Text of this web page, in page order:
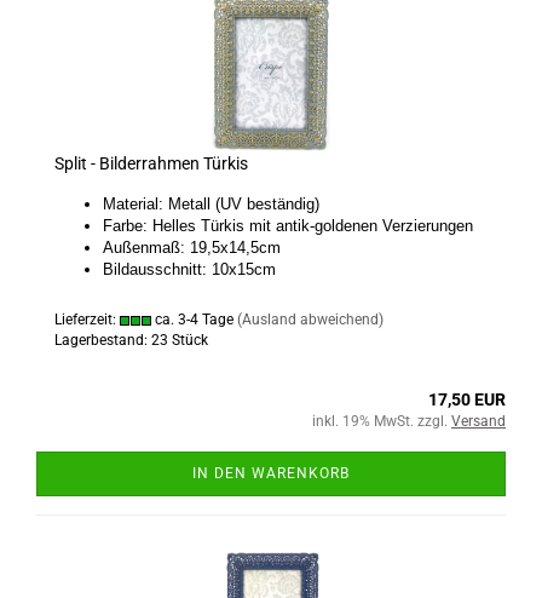
Split - Bilderrahmen Türkis
Material: Metall (UV beständig)
Farbe: Helles Türkis mit antik-goldenen Verzierungen
Außenmaß: 19,5x14,5cm
Bildausschnitt: 10x15cm
Lieferzeit: ca. 3-4 Tage (Ausland abweichend)
Lagerbestand: 23 Stück
17,50 EUR
inkl. 19% MwSt. zzgl. Versand
IN DEN WARENKORB